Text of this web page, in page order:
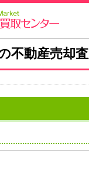
不動産売却